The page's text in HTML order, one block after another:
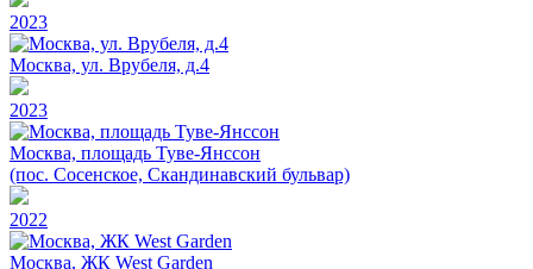
2023
Москва, ул. Врубеля, д.4
2023
Москва, площадь Туве-Янссон
(пос. Сосенское, Скандинавский бульвар)
2022
Москва, ЖК West Garden